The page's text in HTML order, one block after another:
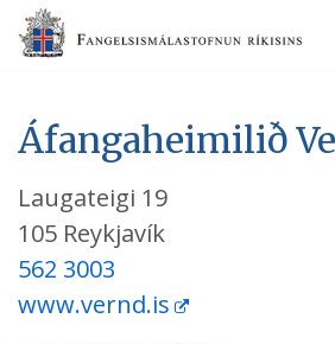
Áfangaheimilið
Laugateigi 19
105 Reykjavík
562 3003
www.vernd.is